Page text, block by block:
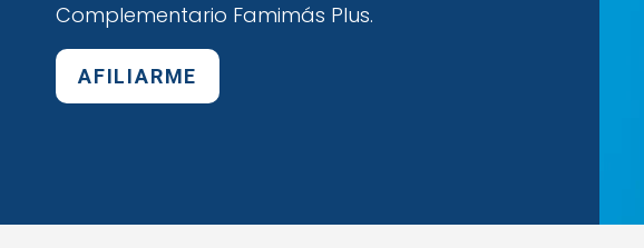
Complementario Famimás Plus.
AFILIARME